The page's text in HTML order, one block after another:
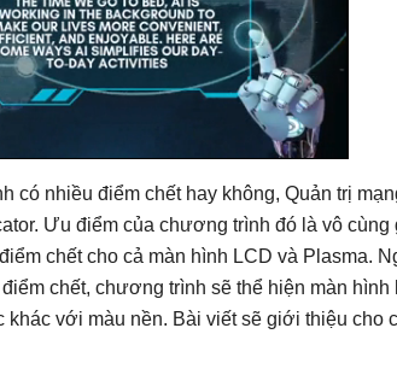
có nhiều điểm chết hay không, Quản trị
Ưu điểm của chương trình đó là vô
chết cho cả màn hình LCD và Plasma.
chết, chương trình sẽ thể hiện màn
với màu nền. Bài viết sẽ giới thiệu cho